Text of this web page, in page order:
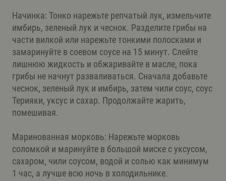
Начинка: Тонко нарежьте репчатый лук, измельчите
имбирь, зеленый лук и чеснок. Разделите грибы на
части вилкой или нарежьте тонкими полосками и
замаринуйте в соевом соусе на 15 минут. Слейте
лишнюю жидкость и обжаривайте в масле, пока
грибы не начнут разваливаться. Сначала добавьте
чеснок, зеленый лук и имбирь, затем чили соус, соус
Терияки, уксус и сахар. Продолжайте жарить,
помешивая.
Маринованная морковь: Нарежьте морковь
соломкой и маринуйте в большой миске с уксусом,
сахаром, чили соусом, водой и солью как минимум
1 час, а лучше всю ночь в холодильнике.